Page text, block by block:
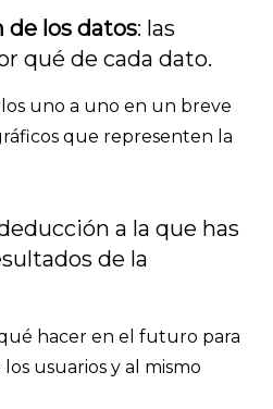
de los datos: las
qué de cada dato.
uno a uno en un breve
que representen la
a la que has
de la
hacer en el futuro para
usuarios y al mismo